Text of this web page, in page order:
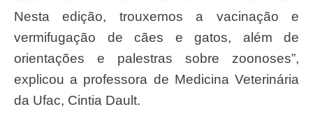
Nesta edição, trouxemos a vacinação e
vermifugação de cães e gatos, além de
orientações e palestras sobre zoonoses”,
explicou a professora de Medicina Veterinária
da Ufac, Cintia Dault.